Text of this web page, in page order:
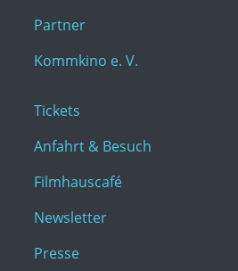
Partner
Kommkino e. V.
Tickets
Anfahrt & Besuch
Filmhauscafé
Newsletter
Presse